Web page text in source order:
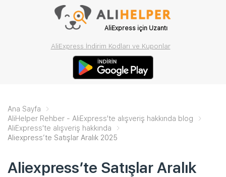
AliExpress için Uzantı
AliExpress İndirim Kodları ve Kuponlar
Ana Sayfa
AliHelper Rehber - AliExpress'te alışveriş hakkında blog
AliExpress'te alışveriş hakkında
Aliexpress’te Satışlar Aralık 2025
Aliexpress’te Satışlar Aralık